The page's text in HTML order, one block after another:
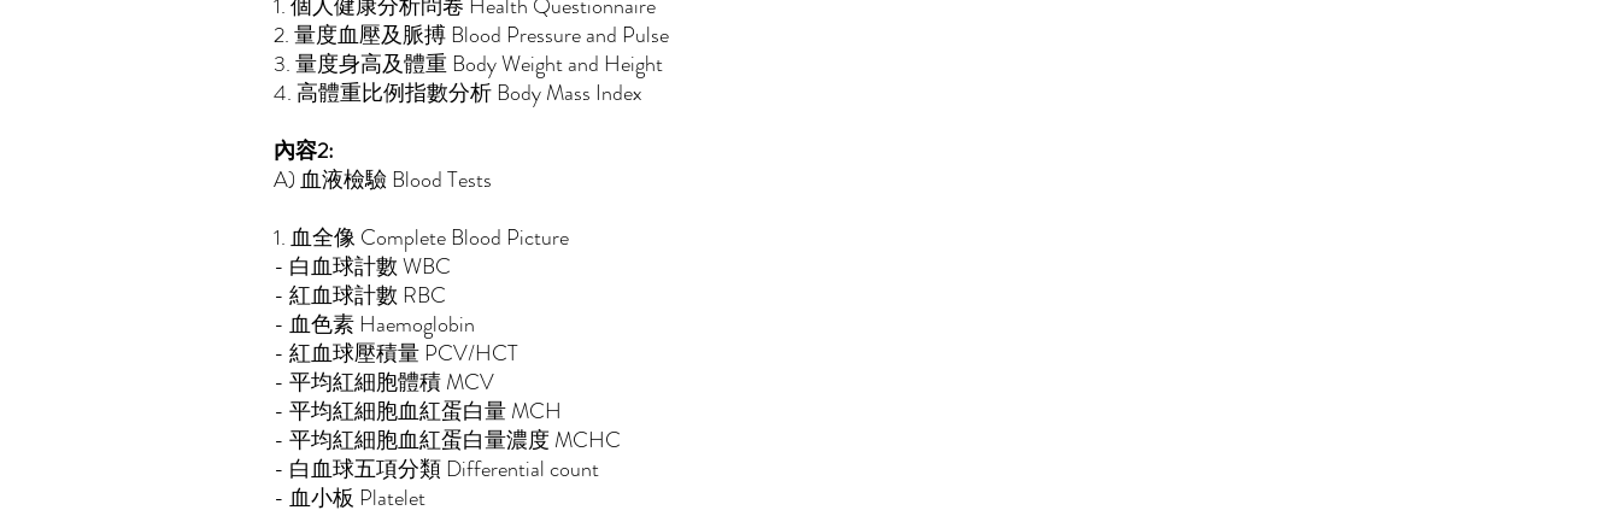
2. 量度血壓及脈搏 Blood Pressure and Pulse
3. 量度身高及體重 Body Weight and Height
4. 高體重比例指數分析 Body Mass Index
內容2:
A) 血液檢驗 Blood Tests
1. 血全像 Complete Blood Picture
- 白血球計數 WBC
- 紅血球計數 RBC
- 血色素 Haemoglobin
- 紅血球壓積量 PCV/HCT
- 平均紅細胞體積 MCV
- 平均紅細胞血紅蛋白量 MCH
- 平均紅細胞血紅蛋白量濃度 MCHC
- 白血球五項分類 Differential count
- 血小板 Platelet